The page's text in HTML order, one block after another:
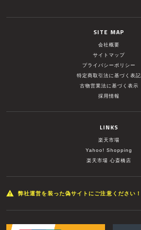
SITE MAP
会社概要
サイトマップ
プライバシーポリシー
特定商取引法に基づく表記
古物営業法に基づく表示
採用情報
LINKS
楽天市場
Yahoo! Shopping
楽天市場 心斎橋店
弊社運営を装った偽サイトにご注意ください！